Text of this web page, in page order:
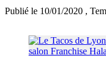
Publié le 10/01/2020 ,